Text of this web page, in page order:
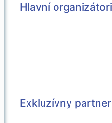
Hlavní organizátori
Exkluzívny partner